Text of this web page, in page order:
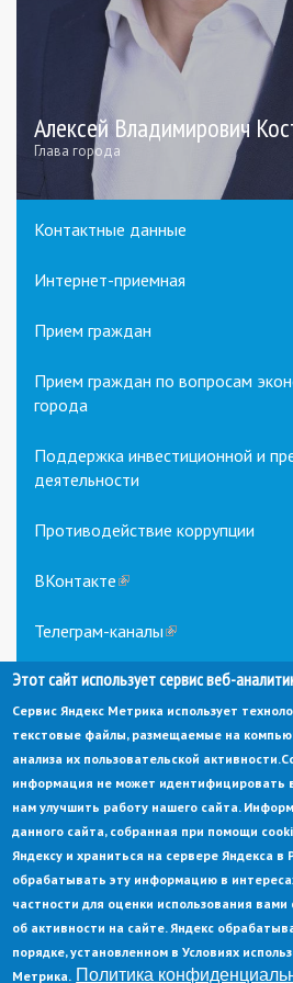
Алексей Владимирович
Глава города
Контактные данные
Интернет-приемная
Прием граждан
Прием граждан по вопросам
города
Поддержка инвестиционной и
деятельности
Противодействие коррупции
ВКонтакте(link
external)
Телеграм-каналы(link
external)
© Администрация города Заречный
Электронная почта:
adm@zarechny.zato.ru
Пензенская обл, г. Заречный, пр-кт. 30-
При публикации материалов сайта ссылка
Этот сайт использует сервис веб-
Сервис Яндекс Метрика использует
текстовые файлы, размещаемые на
анализа их пользовательской активности.
информация не может идентифицировать
нам улучшить работу нашего сайта.
данного сайта, собранная при помощи
Яндексу и храниться на сервере Яндекса
обрабатывать эту информацию в
частности для оценки использования
об активности на сайте. Яндекс
порядке, установленном в Условиях
Метрика. Политика